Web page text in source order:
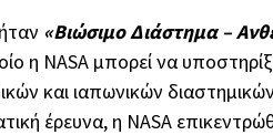
«Βιώσιμο Διάστημα –
η NASA μπορεί να
και ιαπωνικών
έρευνα, η NASA